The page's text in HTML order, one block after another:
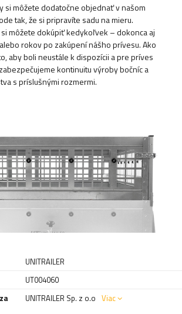
si môžete dodatočne objednať v našom
tak, že si pripravíte sadu na mieru.
môžete dokúpiť kedykoľvek – dokonca aj
rokov po zakúpení nášho prívesu. Ako
aby boli neustále k dispozícii a pre príves
kontinuitu výroby bočníc a
s príslušnými rozmermi.
UNITRAILER
UT004060
UNITRAILER Sp. z o.o Viac